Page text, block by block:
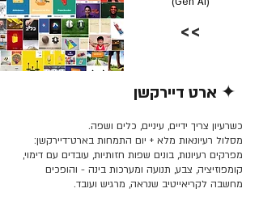
>>
✦ ארט דיירקשן
כשרעיון צריך ידיים, עיניים, כלים ושפה.
מסלול רעיונאות מלא + יום התמחות בארט־דיירקשן:
מפרקים רעיונות, בונים שפות חזותיות, עובדים עם דימוי,
קומפוזיציה, צבע, תנועה ומערכות בינה - והופכים
מחשבה לקריאייטיב שנראה, מרגיש ועובד.